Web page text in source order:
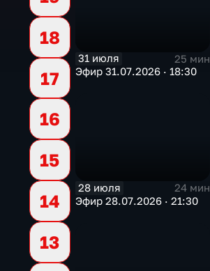
18
17
16
15
14
13
31 июля
25 мин
Эфир 31.07.2026 · 18:30
28 июля
24 мин
Эфир 28.07.2026 · 21:30